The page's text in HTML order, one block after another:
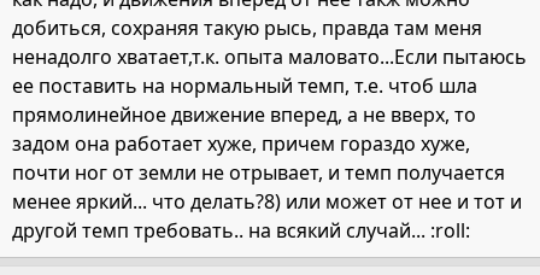
добиться, сохраняя такую рысь, правда там меня
ненадолго хватает,т.к. опыта маловато...Если пытаюсь
ее поставить на нормальный темп, т.е. чтоб шла
прямолинейное движение вперед, а не вверх, то
задом она работает хуже, причем гораздо хуже,
почти ног от земли не отрывает, и темп получается
менее яркий... что делать?8) или может от нее и тот и
другой темп требовать.. на всякий случай... :roll: